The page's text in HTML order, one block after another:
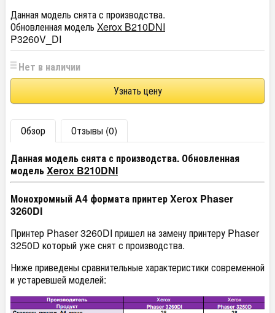
Данная модель снята с производства.
Обновленная модель Xerox B210DNI
P3260V_DI
Нет в наличии
Узнать цену
Обзор
Отзывы (0)
Данная модель снята с производства. Обновленная
модельXerox B210DNI
Монохромный A4 формата принтер Xerox Phaser
3260DI
Принтер Phaser 3260DI пришел на замену принтеру Phaser
3250D который уже снят с производства.
Ниже приведены сравнительные характеристики современной
и устаревшей моделей: